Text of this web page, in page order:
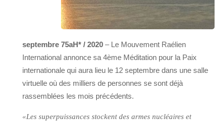
septembre 75aH* / 2020 – Le Mouvement Raélien
International annonce sa 4ème Méditation pour la Paix
internationale qui aura lieu le 12 septembre dans une salle
virtuelle où des milliers de personnes se sont déjà
rassemblées les mois précédents.
«Les superpuissances stockent des armes nucléaires et